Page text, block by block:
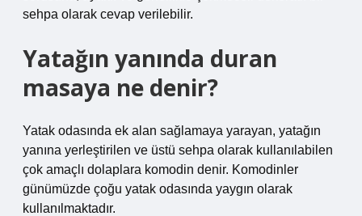
sehpa olarak cevap verilebilir.
Yatağın yanında duran
masaya ne denir?
Yatak odasında ek alan sağlamaya yarayan, yatağın
yanına yerleştirilen ve üstü sehpa olarak kullanılabilen
çok amaçlı dolaplara komodin denir. Komodinler
günümüzde çoğu yatak odasında yaygın olarak
kullanılmaktadır.